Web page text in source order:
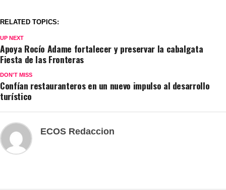
RELATED TOPICS:
UP NEXT
Apoya Rocío Adame fortalecer y preservar la cabalgata
Fiesta de las Fronteras
DON'T MISS
Confían restauranteros en un nuevo impulso al desarrollo
turístico
ECOS Redaccion